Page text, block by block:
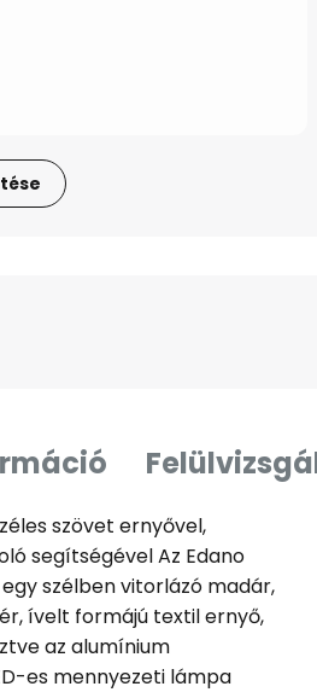
szövet ernyővel,
segítségével Az Edano
szélben vitorlázó madár,
ívelt formájú textil ernyő,
az alumínium
es mennyezeti lámpa